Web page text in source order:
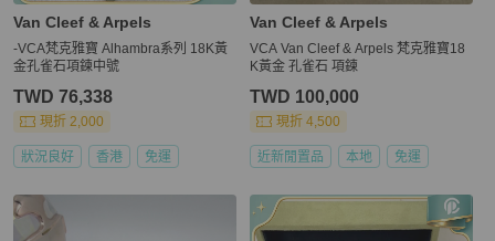
Van Cleef & Arpels
-VCA梵克雅寶 Alhambra系列 18K黃
金孔雀石項鍊中號
TWD 76,338
現折 2,000
狀況良好 香港 免運
Van Cleef & Arpels
VCA Van Cleef & Arpels 梵克雅寶18
K黃金 孔雀石 項鍊
TWD 100,000
現折 4,500
近新閒置品 本地 免運